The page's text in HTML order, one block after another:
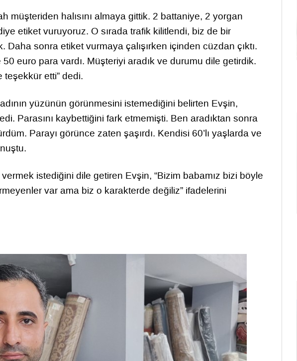
müşteriden halısını almaya gittik. 2 battaniye, 2 yorgan
etiket vuruyoruz. O sırada trafik kilitlendi, biz de bir
Daha sonra etiket vurmaya çalışırken içinden cüzdan çıktı.
euro para vardı. Müşteriyi aradık ve durumu dile getirdik.
etti” dedi.
yüzünün görünmesini istemediğini belirten Evşin,
Parasını kaybettiğini fark etmemişti. Ben aradıktan sonra
Parayı görünce zaten şaşırdı. Kendisi 60’lı yaşlarda ve
istediğini dile getiren Evşin, “Bizim babamız bizi böyle
var ama biz o karakterde değiliz” ifadelerini